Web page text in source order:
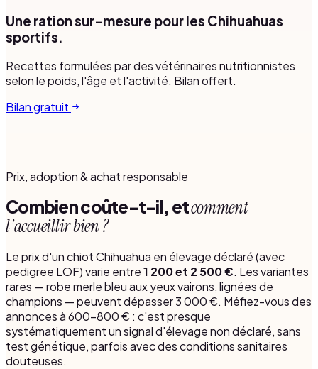
Une ration sur-mesure pour les Chihuahuas
sportifs.
Recettes formulées par des vétérinaires nutritionnistes
selon le poids, l'âge et l'activité. Bilan offert.
Bilan gratuit
Prix, adoption & achat responsable
Combien coûte-t-il, etcomment
l'accueillir bien ?
Le prix d'un chiot Chihuahua en élevage déclaré (avec
pedigree LOF) varie entre1 200 et 2 500 €. Les variantes
rares — robe merle bleu aux yeux vairons, lignées de
champions — peuvent dépasser 3 000 €. Méfiez-vous des
annonces à 600-800 € : c'est presque
systématiquement un signal d'élevage non déclaré, sans
test génétique, parfois avec des conditions sanitaires
douteuses.